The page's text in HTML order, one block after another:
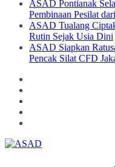
ASAD Pontianak
Pembinaan Pesilat
ASAD Tualang
Rutin Sejak Usia Dini
ASAD Siapkan
Pencak Silat CFD